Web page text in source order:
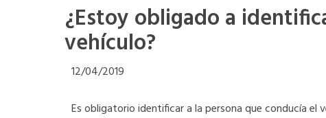
¿Estoy obligado a
vehículo?
12/04/2019
Es obligatorio identificar a la persona que conducía el